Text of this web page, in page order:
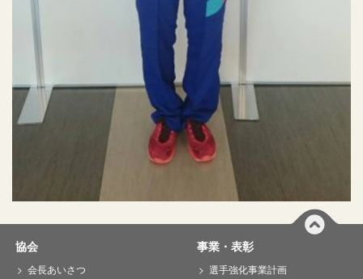
協会
会長あいさつ
事業・表彰
選手強化事業計画